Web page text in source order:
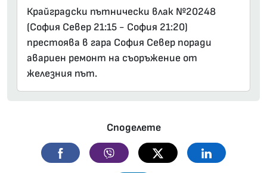
Крайградски пътнически влак №20248
(София Север 21:15 - София 21:20)
престоява в гара София Север поради
авариен ремонт на съоръжение от
железния път.
Споделете
Facebook Viber Twitter Linkedin